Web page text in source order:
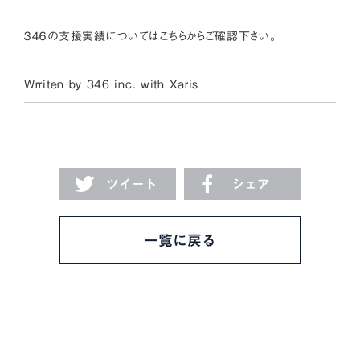
３４６の支援実績についてはこちらからご確認下さい。
Wrriten by 346 inc. with Xaris
ツイート シェア
一覧に戻る